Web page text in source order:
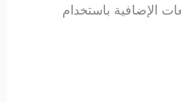
الإضافية باستخدام